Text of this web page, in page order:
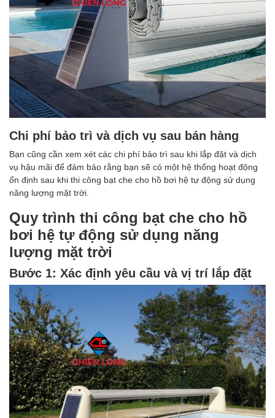
Chi phí bảo trì và dịch vụ sau bán hàng
Bạn cũng cần xem xét các chi phí bảo trì sau khi lắp đặt và dịch
vụ hậu mãi để đảm bảo rằng bạn sẽ có một hệ thống hoạt động
ổn định sau khi thi công bạt che cho hồ bơi hệ tự động sử dụng
năng lượng mặt trời.
Quy trình thi công bạt che cho hồ
bơi hệ tự động sử dụng năng
lượng mặt trời
Bước 1: Xác định yêu cầu và vị trí lắp đặt